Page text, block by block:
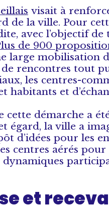
visait à
de la ville. Pour
avec l’objectif
de 900
large mobilisation
rencontres tout
les centres-
habitants et
cette démarche a
égard, la ville a
d’idées pour les
centres aérés
et